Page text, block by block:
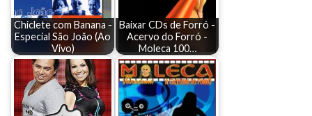
Chiclete com Banana -
Especial São João (Ao
Vivo)
Baixar CDs de Forró -
Acervo do Forró -
Moleca 100…